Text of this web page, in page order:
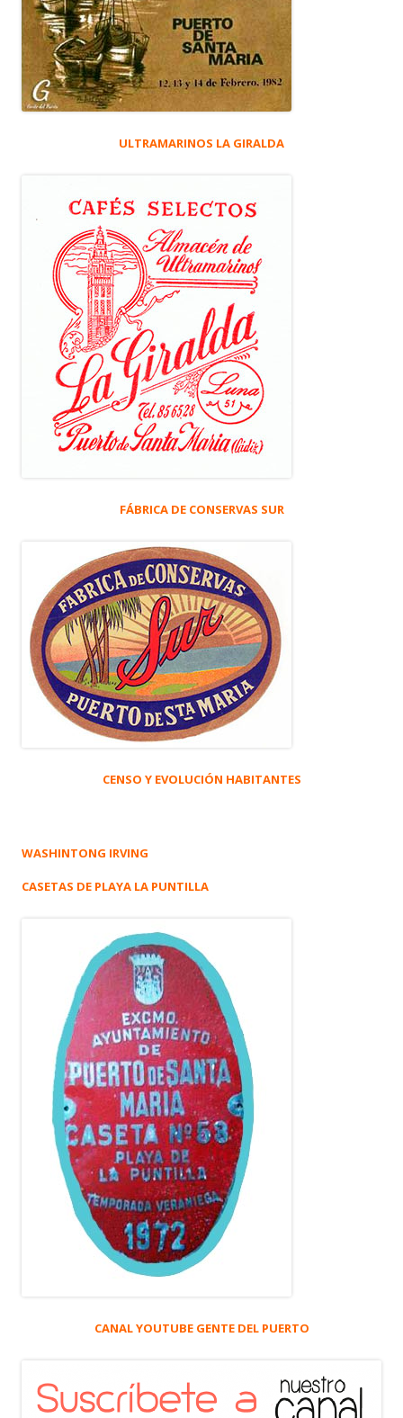
ULTRAMARINOS LA GIRALDA
FÁBRICA DE CONSERVAS SUR
CENSO Y EVOLUCIÓN HABITANTES
WASHINTONG IRVING
CASETAS DE PLAYA LA PUNTILLA
CANAL YOUTUBE GENTE DEL PUERTO